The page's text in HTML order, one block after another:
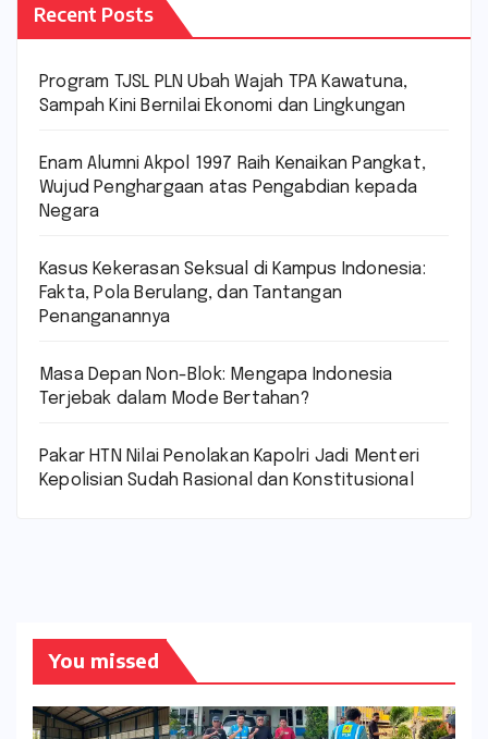
Recent Posts
Program TJSL PLN Ubah Wajah TPA Kawatuna,
Sampah Kini Bernilai Ekonomi dan Lingkungan
Enam Alumni Akpol 1997 Raih Kenaikan Pangkat,
Wujud Penghargaan atas Pengabdian kepada
Negara
Kasus Kekerasan Seksual di Kampus Indonesia:
Fakta, Pola Berulang, dan Tantangan
Penanganannya
Masa Depan Non-Blok: Mengapa Indonesia
Terjebak dalam Mode Bertahan?
Pakar HTN Nilai Penolakan Kapolri Jadi Menteri
Kepolisian Sudah Rasional dan Konstitusional
You missed